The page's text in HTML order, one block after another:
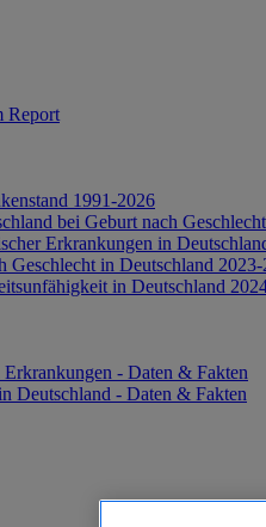
Report
1991-2026
bei Geburt nach
Erkrankungen in
Geschlecht in Deutschland
in Deutschland
Erkrankungen - Daten & Fakten
Deutschland - Daten & Fakten